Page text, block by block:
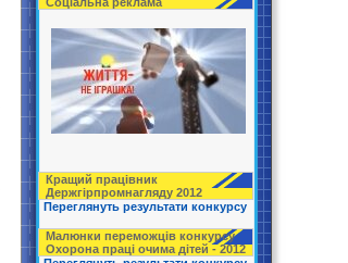
Кращий працівник
Держгірпромнагляду 2012
Переглянуть результати конкурсу
Малюнки переможців конкурсу
Охорона праці очима дітей - 2012